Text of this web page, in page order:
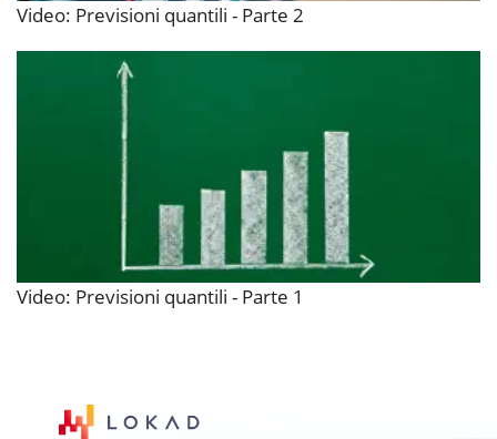
Video: Previsioni quantili - Parte 2
Video: Previsioni quantili - Parte 1